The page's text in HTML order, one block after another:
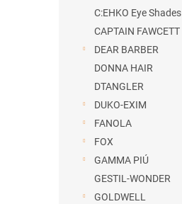
C:EHKO Eye Shades
CAPTAIN FAWCETT
DEAR BARBER
DONNA HAIR
DTANGLER
DUKO-EXIM
FANOLA
FOX
GAMMA PIÚ
GESTIL-WONDER
GOLDWELL